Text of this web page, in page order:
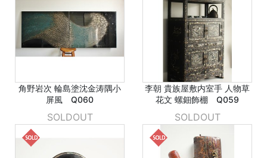
角野岩次 輪島塗沈金涛隅小
屏風 Q060
SOLDOUT
李朝 貴族屋敷内室手 人物草
花文 螺鈿飾棚 Q059
SOLDOUT